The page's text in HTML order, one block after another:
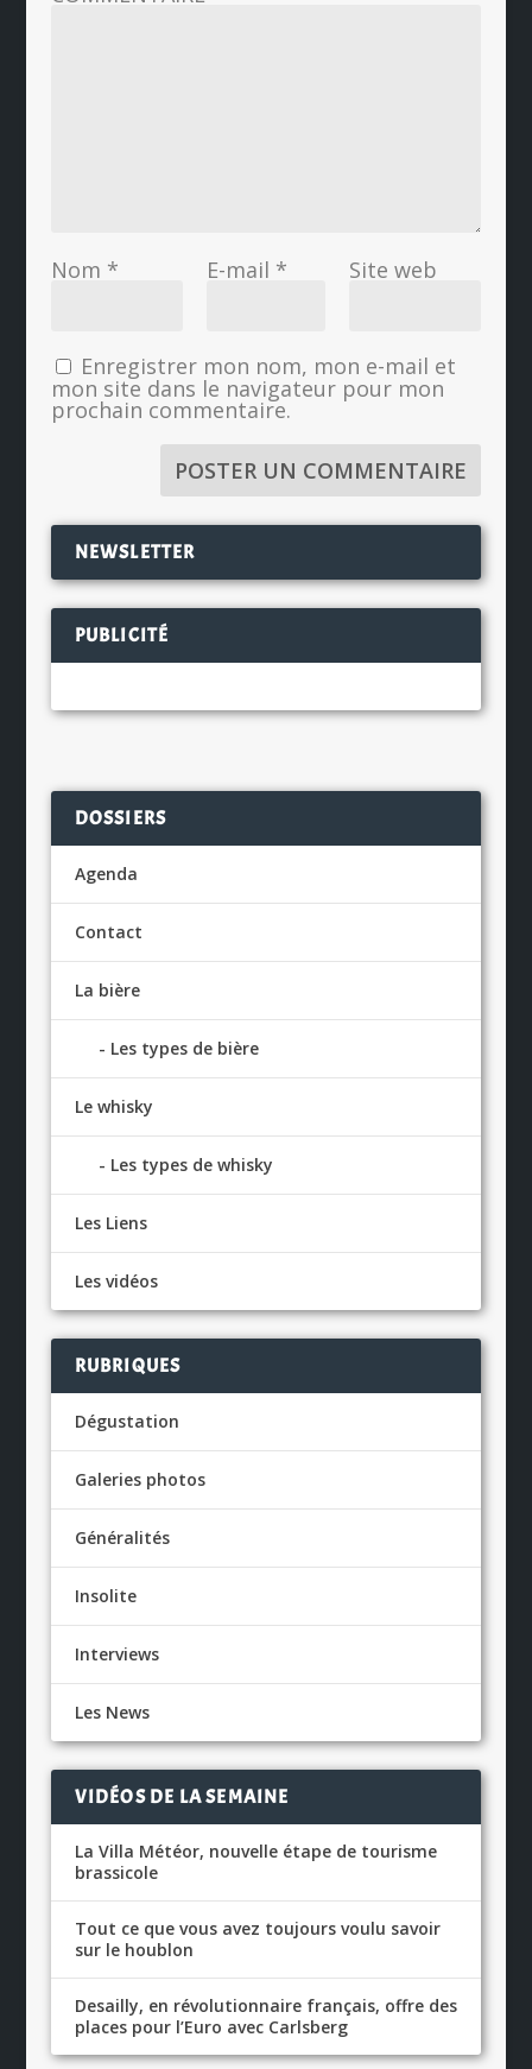
Nom * E-mail * Site web
Enregistrer mon nom, mon e-mail et
mon site dans le navigateur pour mon
prochain commentaire.
NEWSLETTER
PUBLICITÉ
DOSSIERS
Agenda
Contact
La bière
Les types de bière
Le whisky
Les types de whisky
Les Liens
Les vidéos
RUBRIQUES
Dégustation
Galeries photos
Généralités
Insolite
Interviews
Les News
VIDÉOS DE LA SEMAINE
La Villa Météor, nouvelle étape de tourisme
brassicole
Tout ce que vous avez toujours voulu savoir
sur le houblon
Desailly, en révolutionnaire français, offre des
places pour l’Euro avec Carlsberg